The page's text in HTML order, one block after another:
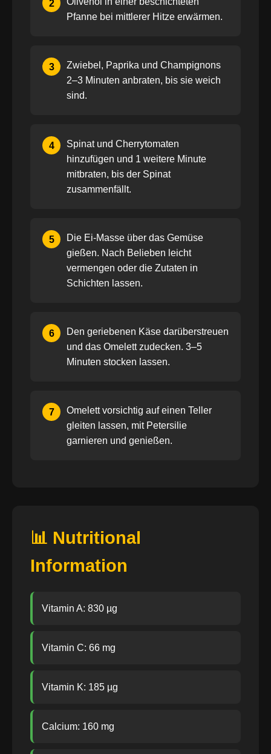
2
Pfanne bei mittlerer Hitze erwärmen.
3
Zwiebel, Paprika und Champignons
2–3 Minuten anbraten, bis sie weich
sind.
4
Spinat und Cherrytomaten
hinzufügen und 1 weitere Minute
mitbraten, bis der Spinat
zusammenfällt.
5
Die Ei-Masse über das Gemüse
gießen. Nach Belieben leicht
vermengen oder die Zutaten in
Schichten lassen.
6
Den geriebenen Käse darüberstreuen
und das Omelett zudecken. 3–5
Minuten stocken lassen.
7
Omelett vorsichtig auf einen Teller
gleiten lassen, mit Petersilie
garnieren und genießen.
📊 Nutritional
Information
Vitamin A: 830 µg
Vitamin C: 66 mg
Vitamin K: 185 µg
Calcium: 160 mg